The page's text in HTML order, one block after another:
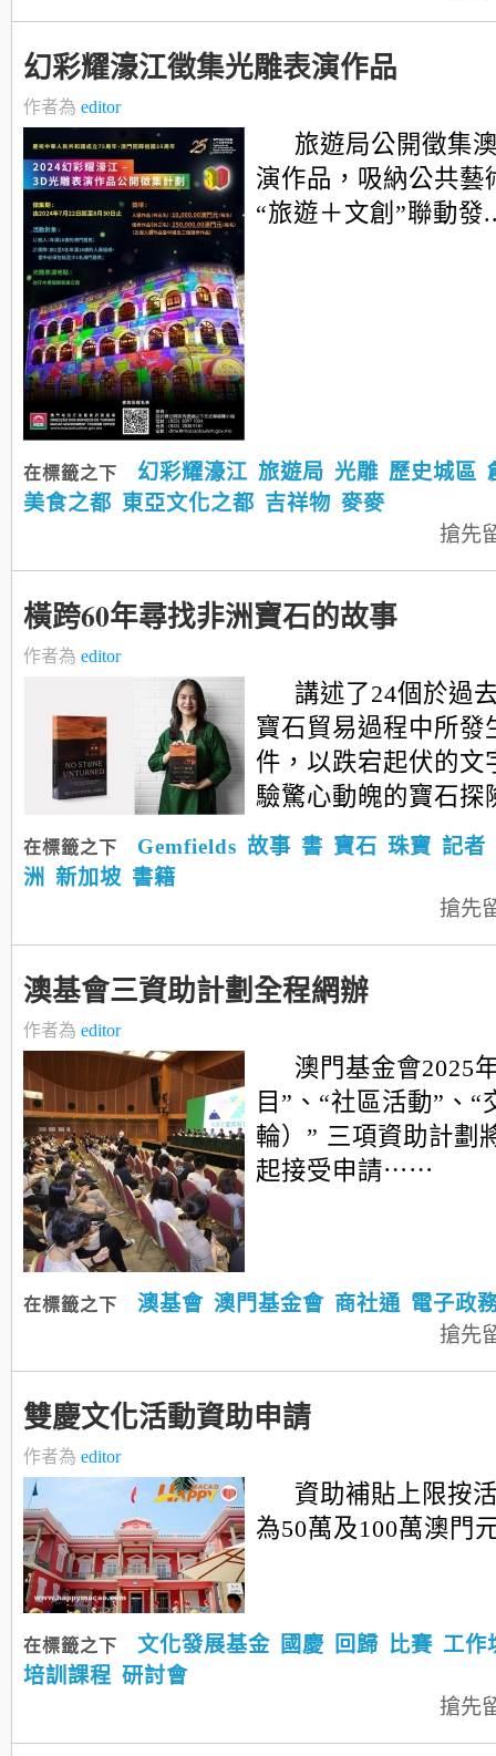
幻彩耀濠江徵集光雕表演作品
作者為 editor
旅遊局公開徵集
演作品，吸納公共藝
“旅遊＋文創”聯動發
在標籤之下 幻彩耀濠江 旅遊局 光雕 歷史城區
美食之都 東亞文化之都 吉祥物 麥麥
搶先
橫跨60年尋找非洲寶石的故事
作者為 editor
講述了24個於過
寶石貿易過程中所發
件，以跌宕起伏的文
驗驚心動魄的寶石
在標籤之下 Gemfields 故事 書 寶石 珠寶 記者
洲 新加坡 書籍
搶先
澳基會三資助計劃全程網辦
作者為 editor
澳門基金會2025
目”、“社區活動”、
輪）” 三項資助計劃
起接受申請⋯⋯
在標籤之下 澳基會 澳門基金會 商社通 電子政
搶先
雙慶文化活動資助申請
作者為 editor
資助補貼上限按
為50萬及100萬澳
在標籤之下 文化發展基金 國慶 回歸 比賽 工作
培訓課程 研討會
搶先